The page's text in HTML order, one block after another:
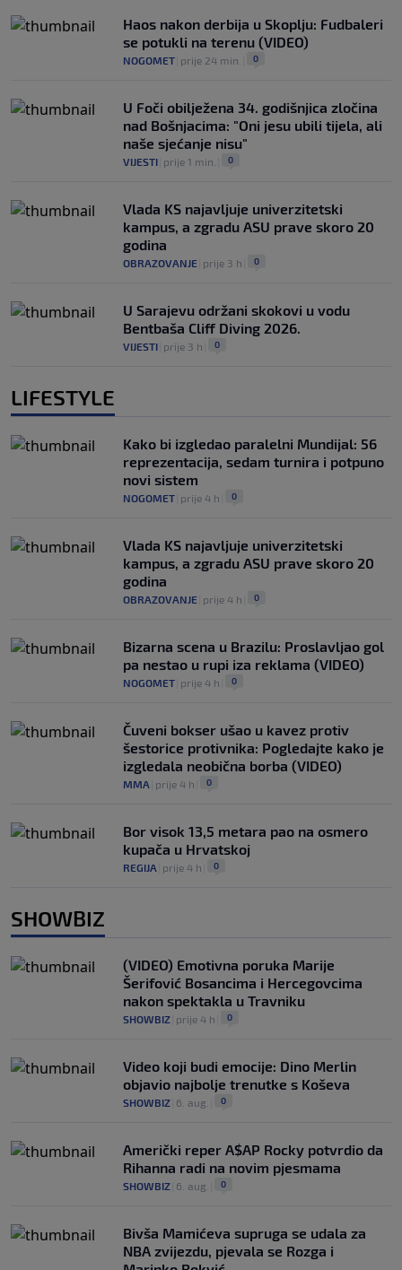
Haos nakon derbija u Skoplju: Fudbaleri
se potukli na terenu (VIDEO)
NOGOMET prije 24 min. 0
U Foči obilježena 34. godišnjica zločina
nad Bošnjacima: "Oni jesu ubili tijela, ali
naše sjećanje nisu"
VIJESTI prije 1 min. 0
Vlada KS najavljuje univerzitetski
kampus, a zgradu ASU prave skoro 20
godina
OBRAZOVANJE prije 3 h 0
U Sarajevu održani skokovi u vodu
Bentbaša Cliff Diving 2026.
VIJESTI prije 3 h 0
LIFESTYLE
Kako bi izgledao paralelni Mundijal: 56
reprezentacija, sedam turnira i potpuno
novi sistem
NOGOMET prije 4 h 0
Vlada KS najavljuje univerzitetski
kampus, a zgradu ASU prave skoro 20
godina
OBRAZOVANJE prije 4 h 0
Bizarna scena u Brazilu: Proslavljao gol
pa nestao u rupi iza reklama (VIDEO)
NOGOMET prije 4 h 0
Čuveni bokser ušao u kavez protiv
šestorice protivnika: Pogledajte kako je
izgledala neobična borba (VIDEO)
MMA prije 4 h 0
Bor visok 13,5 metara pao na osmero
kupača u Hrvatskoj
REGIJA prije 4 h 0
SHOWBIZ
(VIDEO) Emotivna poruka Marije
Šerifović Bosancima i Hercegovcima
nakon spektakla u Travniku
SHOWBIZ prije 4 h 0
Video koji budi emocije: Dino Merlin
objavio najbolje trenutke s Koševa
SHOWBIZ 6. aug. 0
Američki reper A$AP Rocky potvrdio da
Rihanna radi na novim pjesmama
SHOWBIZ 6. aug. 0
Bivša Mamićeva supruga se udala za
NBA zvijezdu, pjevala se Rozga i